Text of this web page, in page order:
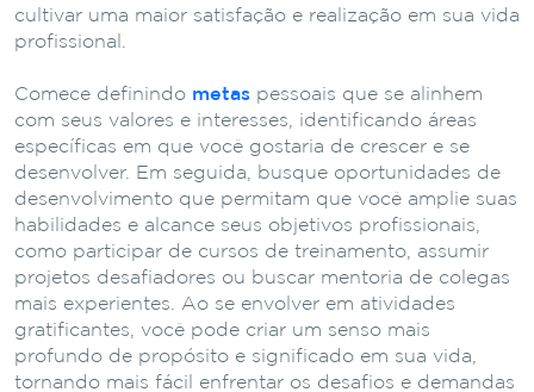
cultivar uma maior satisfação e realização em sua vida
profissional.
Comece definindo metas pessoais que se alinhem
com seus valores e interesses, identificando áreas
específicas em que você gostaria de crescer e se
desenvolver. Em seguida, busque oportunidades de
desenvolvimento que permitam que você amplie suas
habilidades e alcance seus objetivos profissionais,
como participar de cursos de treinamento, assumir
projetos desafiadores ou buscar mentoria de colegas
mais experientes. Ao se envolver em atividades
gratificantes, você pode criar um senso mais
profundo de propósito e significado em sua vida,
tornando mais fácil enfrentar os desafios e demandas